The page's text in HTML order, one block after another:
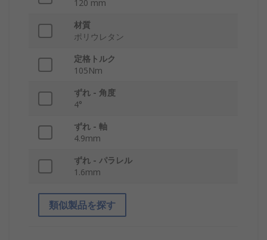
120 mm
材質
ポリウレタン
定格トルク
105Nm
ずれ - 角度
4°
ずれ - 軸
4.9mm
ずれ - パラレル
1.6mm
類似製品を探す